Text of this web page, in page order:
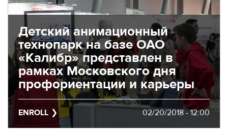
TECHNOPARK
RENT A SPACE
CONFERENCE HALLS
EVENTS
ТЕХНОПАРК
КОНФЕРЕНЦ-
ЗАЛЫ
НОВОСТИ
О
КАЛИБРЕ
МЕРОПРИЯТИЯ
Детский анимационный
технопарк на базе ОАО
«Калибр» представлен в
рамках Московского дня
профориентации и карьеры
ENROLL 02/20/2018 - 12:00